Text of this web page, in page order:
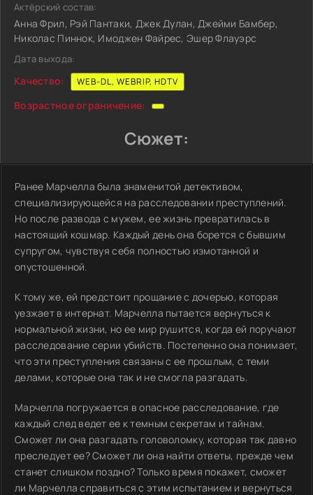
Актёрский состав:
Анна Фрил, Рэй Пантаки, Джек Дулан, Джейми Бамбер,
Николас Пиннок, Имоджен Файрес, Эшер Флауэрс
Дата выхода:
Качество: WEB-DL, WEBRIP, HDTV
Возрастное ограничение:
Сюжет:
Ранее Марчелла была знаменитой детективом,
специализирующейся на расследовании преступлений.
Но после развода с мужем, ее жизнь превратилась в
настоящий кошмар. Каждый день она борется с бывшим
супругом, чувствуя себя полностью измотанной и
опустошенной.
К тому же, ей предстоит прощание с дочерью, которая
уезжает в интернат. Марчелла пытается вернуться к
нормальной жизни, но ее мир рушится, когда ей поручают
расследование серии убийств. Постепенно она понимает,
что эти преступления связаны с ее прошлым, с теми
делами, которые она так и не смогла разгадать.
Марчелла погружается в опасное расследование, где
каждый след ведет ее к темным секретам и тайнам.
Сможет ли она разгадать головоломку, которая так давно
преследует ее? Сможет ли она найти ответы, прежде чем
станет слишком поздно? Только время покажет, сможет
ли Марчелла справиться с этим испытанием и вернуться